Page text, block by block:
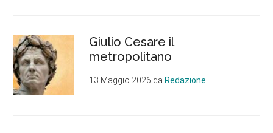
Giulio Cesare il
metropolitano
13 Maggio 2026 daRedazione